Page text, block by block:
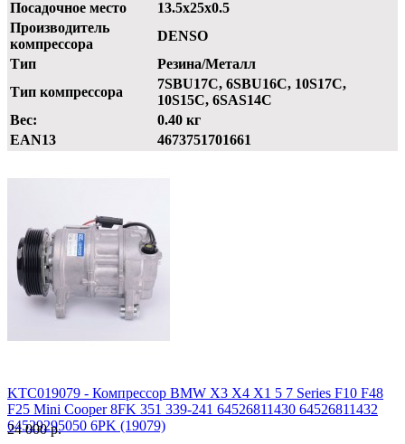
Посадочное место
13.5x25x0.5
Производитель
компрессора
DENSO
Тип
Резина/Металл
Тип компрессора
7SBU17C, 6SBU16C, 10S17C,
10S15C, 6SAS14C
Вес:
0.40 кг
EAN13
4673751701661
KTC019079 - Компрессор BMW X3 X4 X1 5 7 Series F10 F48
F25 Mini Cooper 8FK 351 339-241 64526811430 64526811432
64529295050 6PK (19079)
24 000 р.